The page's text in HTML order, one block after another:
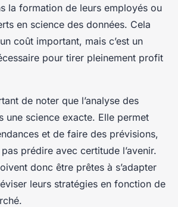
la formation de leurs employés ou
en science des données. Cela
coût important, mais c’est un
pour tirer pleinement profit
de noter que l’analyse des
une science exacte. Elle permet
et de faire des prévisions,
prédire avec certitude l’avenir.
donc être prêtes à s’adapter
leurs stratégies en fonction de